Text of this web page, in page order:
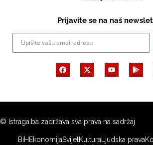
Prijavite se na naš
© Istraga.ba zadržava sva prava na sadržaj
BiHEkonomijaSvijetKulturaLjudska prava